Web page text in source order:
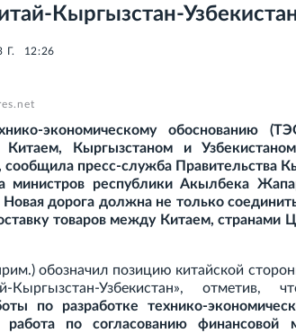
Кыргызстан-
Г. 12:26
экономическому обоснованию
Кыргызстаном и
пресс-служба Правительства
министров республики Акылбека
дорога должна не только
товаров между Китаем, странами
обозначил позицию китайской
Кыргызстан-Узбекистан», отметив,
по разработке технико-
работа по согласованию финансовой